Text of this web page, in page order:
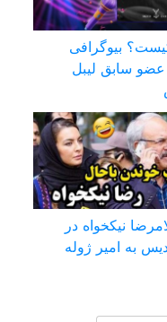
بیوگرافی
moer عضو سابق لیبل
نیکخواه در
به امیر ژوله